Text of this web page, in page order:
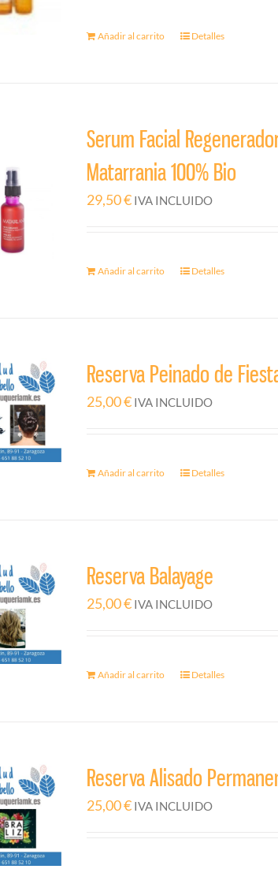
Añadir al carrito Detalles
Serum Facial
Matarrania 100% Bio
29,50€ IVA INCLUIDO
Añadir al carrito Detalles
Reserva Peinado de
25,00€ IVA INCLUIDO
Añadir al carrito Detalles
Reserva Balayage
25,00€ IVA INCLUIDO
Añadir al carrito Detalles
Reserva Alisado
25,00€ IVA INCLUIDO